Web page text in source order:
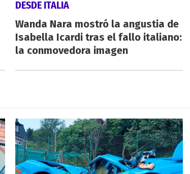
DESDE ITALIA
Wanda Nara mostró la angustia de
Isabella Icardi tras el fallo italiano:
la conmovedora imagen